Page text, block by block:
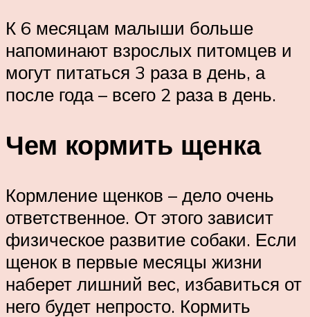
К 6 месяцам малыши больше
напоминают взрослых питомцев и
могут питаться 3 раза в день, а
после года – всего 2 раза в день.
Чем кормить щенка
Кормление щенков – дело очень
ответственное. От этого зависит
физическое развитие собаки. Если
щенок в первые месяцы жизни
наберет лишний вес, избавиться от
него будет непросто. Кормить